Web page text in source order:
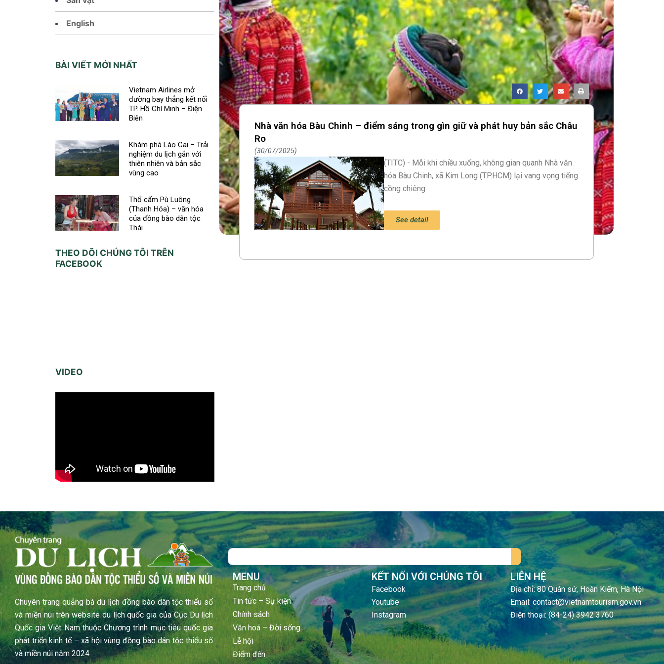
English
BÀI VIẾT MỚI NHẤT
Vietnam Airlines mở
đường bay thẳng kết nối
TP. Hồ Chí Minh – Điện
Biên
Khám phá Lào Cai – Trải
nghiệm du lịch gắn với
thiên nhiên và bản sắc
vùng cao
Thổ cẩm Pù Luông
(Thanh Hóa) – văn hóa
của đồng bào dân tộc
Thái
THEO DÕI CHÚNG TÔI TRÊN
FACEBOOK
VIDEO
Nhà văn hóa Bàu Chinh – điểm sáng trong gìn giữ và phát huy bản sắc Châu
Ro
30/07/2025
(TITC) - Mỗi khi chiều xuống, không gian quanh Nhà văn
hóa Bàu Chinh, xã Kim Long (TP.HCM) lại vang vọng tiếng
cồng chiêng
See detail
Chuyên trang quảng bá du lịch đồng bào dân tộc thiểu số
và miền núi trên website du lịch quốc gia của Cục Du lịch
Quốc gia Việt Nam thuộc Chương trình mục tiêu quốc gia
phát triển kinh tế – xã hội vùng đồng bào dân tộc thiểu số
và miền núi năm 2024
Search
MENU
Trang chủ
Tin tức – Sự kiện
Chính sách
Văn hoá – Đời sống
Lễ hội
Điểm đến
KẾT NỐI VỚI CHÚNG TÔI
Facebook
Youtube
Instagram
LIÊN HỆ
Địa chỉ: 80 Quán sứ, Hoàn Kiếm, Hà Nội
Email: contact@vietnamtourism.gov.vn
Điện thoại: (84-24) 3942 3760